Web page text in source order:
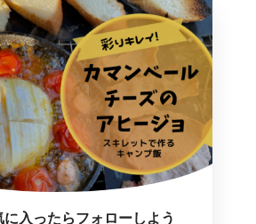
に入ったらフォローしよう